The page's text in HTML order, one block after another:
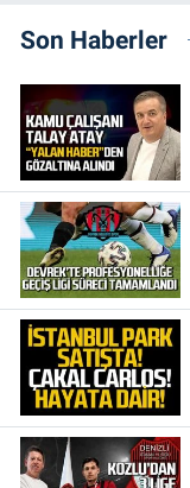
Son Haberler